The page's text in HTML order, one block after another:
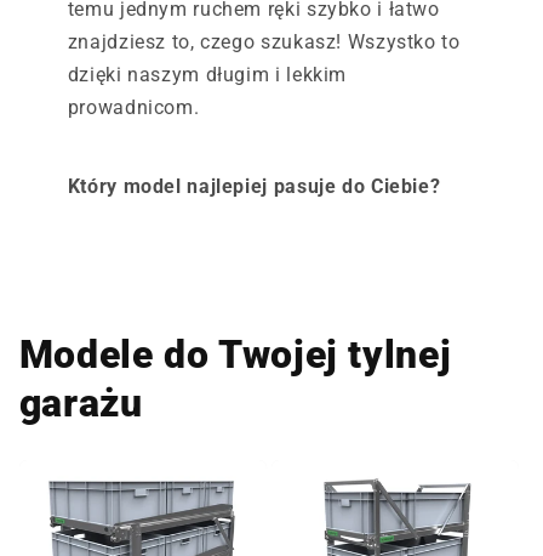
temu jednym ruchem ręki szybko i łatwo
znajdziesz to, czego szukasz! Wszystko to
dzięki naszym długim i lekkim
prowadnicom.
Który model najlepiej pasuje do Ciebie?
Modele do Twojej tylnej
garażu